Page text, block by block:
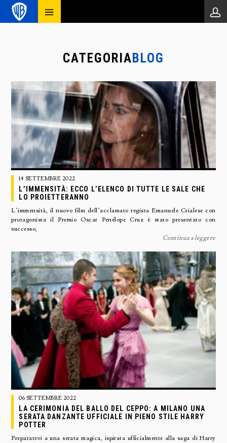
CATEGORIA BLOG
14 SETTEMBRE 2022
L’IMMENSITÀ: ECCO L’ELENCO DI TUTTE LE SALE CHE
LO PROIETTERANNO
L’immensità, il nuovo film dell’acclamato regista Emanuele Crialese con
protagonista il Premio Oscar Penélope Cruz è stato presentato con
successo,
Continua a leggere
06 SETTEMBRE 2022
LA CERIMONIA DEL BALLO DEL CEPPO: A MILANO UNA
SERATA DANZANTE UFFICIALE IN PIENO STILE HARRY
POTTER
Preparatevi a una serata magica, ispirata ufficialmente alla saga di Harry